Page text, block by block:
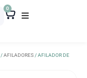
0
/AFILADORES / AFILADOR DE